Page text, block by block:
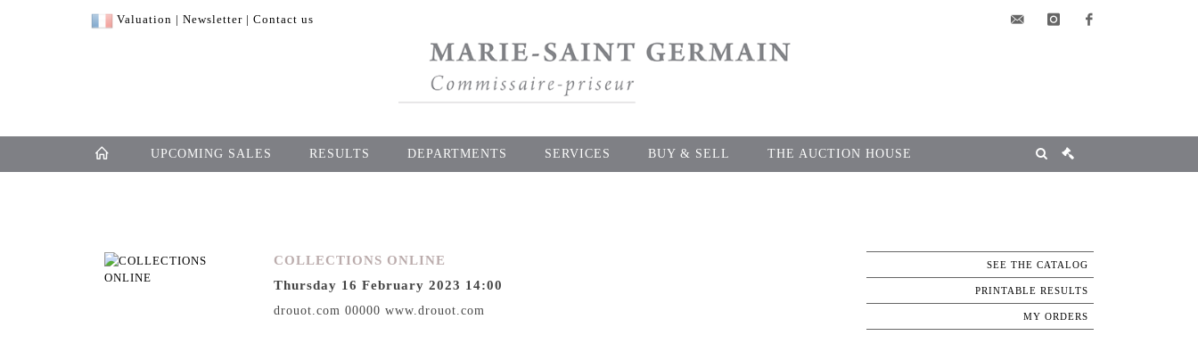
Valuation | Newsletter | Contact us
UPCOMING SALES RESULTS DEPARTMENTS SERVICES BUY & SELL THE AUCTION HOUSE
COLLECTIONS ONLINE
Thursday 16 February 2023 14:00
drouot.com 00000 www.drouot.com
SEE THE CATALOG
PRINTABLE RESULTS
MY ORDERS